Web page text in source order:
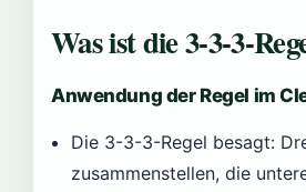
Was ist die 3-3-3-
Anwendung der Regel im
Die 3-3-3-Regel besagt:
zusammenstellen, die